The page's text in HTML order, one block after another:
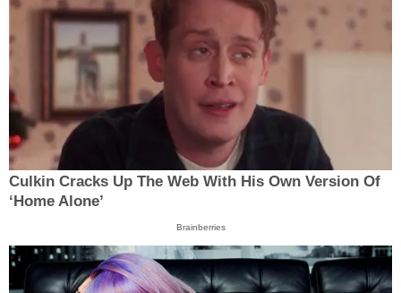
Culkin Cracks Up The Web With His Own Version Of
‘Home Alone’
Brainberries